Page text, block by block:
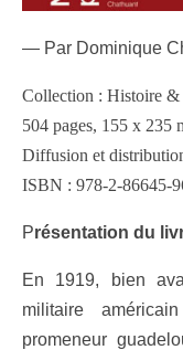
— Par Dominique
Collection : Histoire &
504 pages, 155 x 235
Diffusion et
ISBN : 978-2-86645-
Présentation du
En 1919, bien
militaire
promeneur